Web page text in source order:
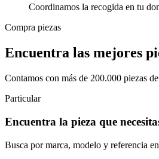
Coordinamos la recogida en tu
Compra piezas
Encuentra las mejores
Contamos con más de 200.000 piezas
Particular
Encuentra la pieza que
Busca por marca, modelo y referencia